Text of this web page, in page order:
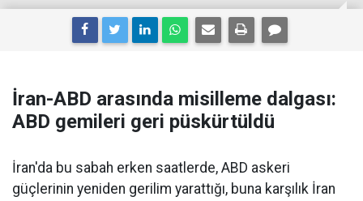
İran-ABD arasında misilleme dalgası:
ABD gemileri geri püskürtüldü
İran'da bu sabah erken saatlerde, ABD askeri
güçlerinin yeniden gerilim yarattığı, buna karşılık İran